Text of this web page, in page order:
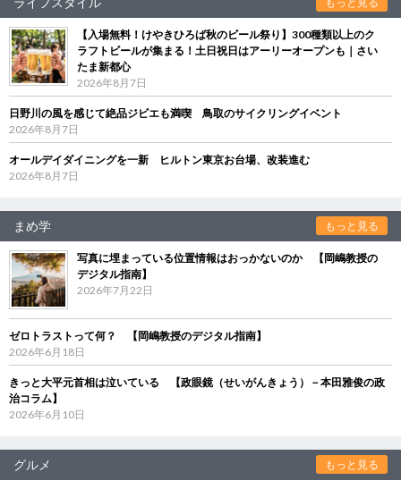
【入場無料！けやきひろば秋のビール祭り】300種類以上のク
ラフトビールが集まる！土日祝日はアーリーオープンも｜さい
たま新都心
2026年8月7日
日野川の風を感じて絶品ジビエも満喫 鳥取のサイクリングイベント
2026年8月7日
オールデイダイニングを一新 ヒルトン東京お台場、改装進む
2026年8月7日
まめ学 もっと見る
写真に埋まっている位置情報はおっかないのか 【岡嶋教授の
デジタル指南】
2026年7月22日
ゼロトラストって何？ 【岡嶋教授のデジタル指南】
2026年6月18日
きっと大平元首相は泣いている 【政眼鏡（せいがんきょう）－本田雅俊の政
治コラム】
2026年6月10日
グルメ もっと見る